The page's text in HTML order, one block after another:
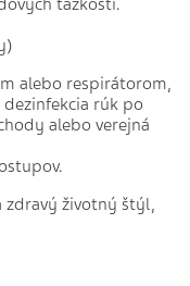
ťažkostí.
alebo respirátorom,
rúk po
alebo verejná
zdravý životný štýl,